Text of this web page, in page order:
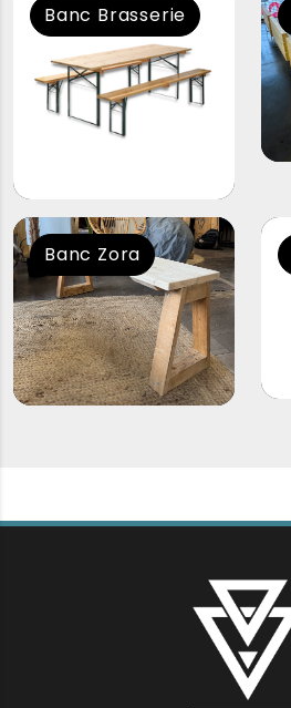
Banc Brasserie
Banc Zora